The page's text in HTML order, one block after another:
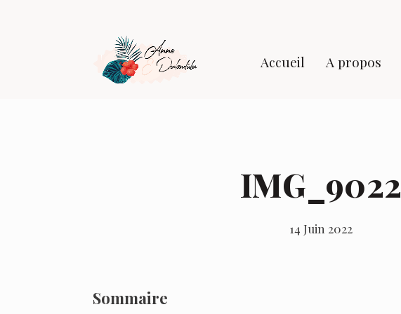
Accueil A propos
IMG_9022
14 Juin 2022
Sommaire